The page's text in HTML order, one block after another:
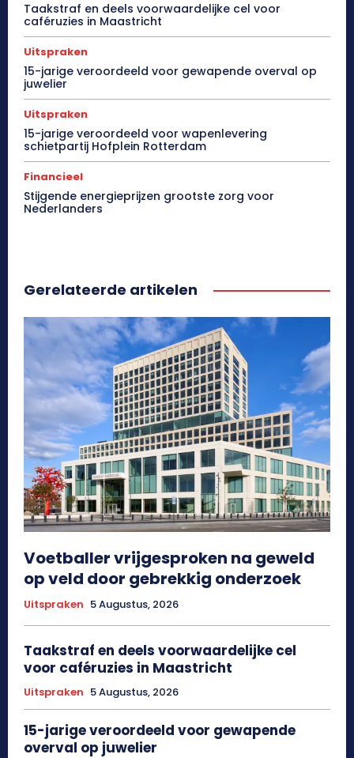
Taakstraf en deels voorwaardelijke cel voor
caféruzies in Maastricht
Uitspraken
15-jarige veroordeeld voor gewapende overval op
juwelier
Uitspraken
15-jarige veroordeeld voor wapenlevering
schietpartij Hofplein Rotterdam
Financieel
Stijgende energieprijzen grootste zorg voor
Nederlanders
Gerelateerde artikelen
Voetballer vrijgesproken na geweld
op veld door gebrekkig onderzoek
Uitspraken 5 Augustus, 2026
Taakstraf en deels voorwaardelijke cel
voor caféruzies in Maastricht
Uitspraken 5 Augustus, 2026
15-jarige veroordeeld voor gewapende
overval op juwelier